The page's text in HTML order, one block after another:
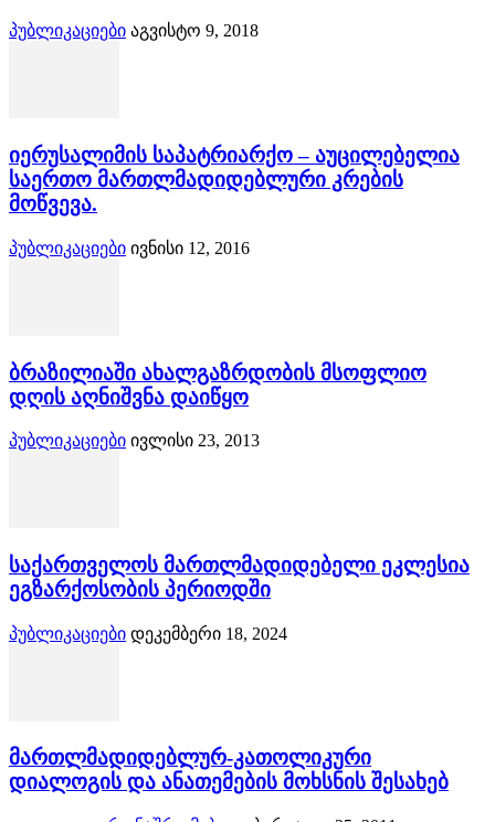
პუბლიკაციები აგვისტო 9, 2018
იერუსალიმის საპატრიარქო – აუცილებელია
საერთო მართლმადიდებლური კრების
მოწვევა.
პუბლიკაციები ივნისი 12, 2016
ბრაზილიაში ახალგაზრდობის მსოფლიო
დღის აღნიშვნა დაიწყო
პუბლიკაციები ივლისი 23, 2013
საქართველოს მართლმადიდებელი ეკლესია
ეგზარქოსობის პერიოდში
პუბლიკაციები დეკემბერი 18, 2024
მართლმადიდებლურ-კათოლიკური
დიალოგის და ანათემების მოხსნის შესახებ